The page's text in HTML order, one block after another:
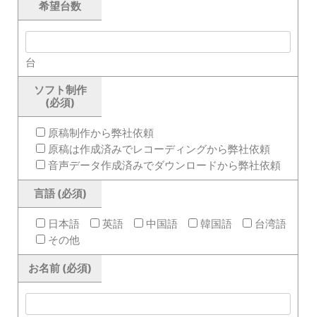
希望台数
台
ソフト制作
(必須)
原稿制作から弊社依頼
原稿は作成済みでレコーディングから弊社依頼
音声データ作成済みでダウンロードから弊社依頼
言語 (必須)
日本語 英語 中国語 韓国語
台湾語
その他
お名前 (必須)